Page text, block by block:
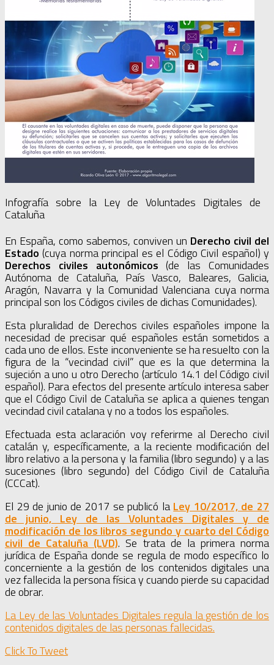
Infografía sobre la Ley de Voluntades Digitales de
Cataluña
En España, como sabemos, conviven un Derecho civil del
Estado (cuya norma principal es el Código Civil español) y
Derechos civiles autonómicos(de las Comunidades
Autónoma de Cataluña, País Vasco, Baleares, Galicia,
Aragón, Navarra y la Comunidad Valenciana cuya norma
principal son los Códigos civiles de dichas Comunidades).
Esta pluralidad de Derechos civiles españoles impone la
necesidad de precisar qué españoles están sometidos a
cada uno de ellos. Este inconveniente se ha resuelto con la
figura de la “vecindad civil” que es la que determina la
sujeción a uno u otro Derecho (artículo 14.1 del Código civil
español). Para efectos del presente artículo interesa saber
que el Código Civil de Cataluña se aplica a quienes tengan
vecindad civil catalana y no a todos los españoles.
Efectuada esta aclaración voy referirme al Derecho civil
catalán y, específicamente, a la reciente modificación del
libro relativo a la persona y la familia (libro segundo) y a las
sucesiones (libro segundo) del Código Civil de Cataluña
(CCCat).
El 29 de junio de 2017 se publicó la Ley 10/2017, de 27
de junio, Ley de las Voluntades Digitales y de
modificación de los libros segundo y cuarto del Código
civil de Cataluña (LVD). Se trata de la primera norma
jurídica de España donde se regula de modo específico lo
concerniente a la gestión de los contenidos digitales una
vez fallecida la persona física y cuando pierde su capacidad
de obrar.
La Ley de las Voluntades Digitales regula la gestión de los
contenidos digitales de las personas fallecidas.
Click To Tweet